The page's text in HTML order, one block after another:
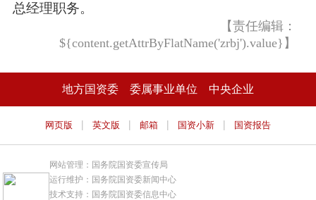
总经理职务。
【责任编辑：
${content.getAttrByFlatName('zrbj').value}】
地方国资委 委属事业单位 中央企业
网页版 | 英文版 | 邮箱 | 国资小新 | 国资报告
网站管理：国务院国资委宣传局
运行维护：国务院国资委新闻中心
技术支持：国务院国资委信息中心